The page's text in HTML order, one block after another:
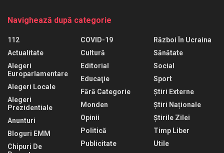
Navighează după categorie
112
Actualitate
Alegeri
Europarlamentare
Alegeri Locale
Alegeri
Prezidentiale
Anunturi
Bloguri EMM
Chipuri De
COVID-19
Cultură
Editorial
Educaţie
Fără Categorie
Monden
Opinii
Politică
Publicitate
Război În Ucraina
Sănătate
Social
Sport
Știri Externe
Știri Naționale
Știrile Zilei
Timp Liber
Utile